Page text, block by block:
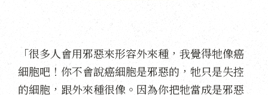
「很多人會用邪惡來形容外來種，我覺得牠像癌
細胞吧！你不會說癌細胞是邪惡的，牠只是失控
的細胞，跟外來種很像。因為你把牠當成是邪惡